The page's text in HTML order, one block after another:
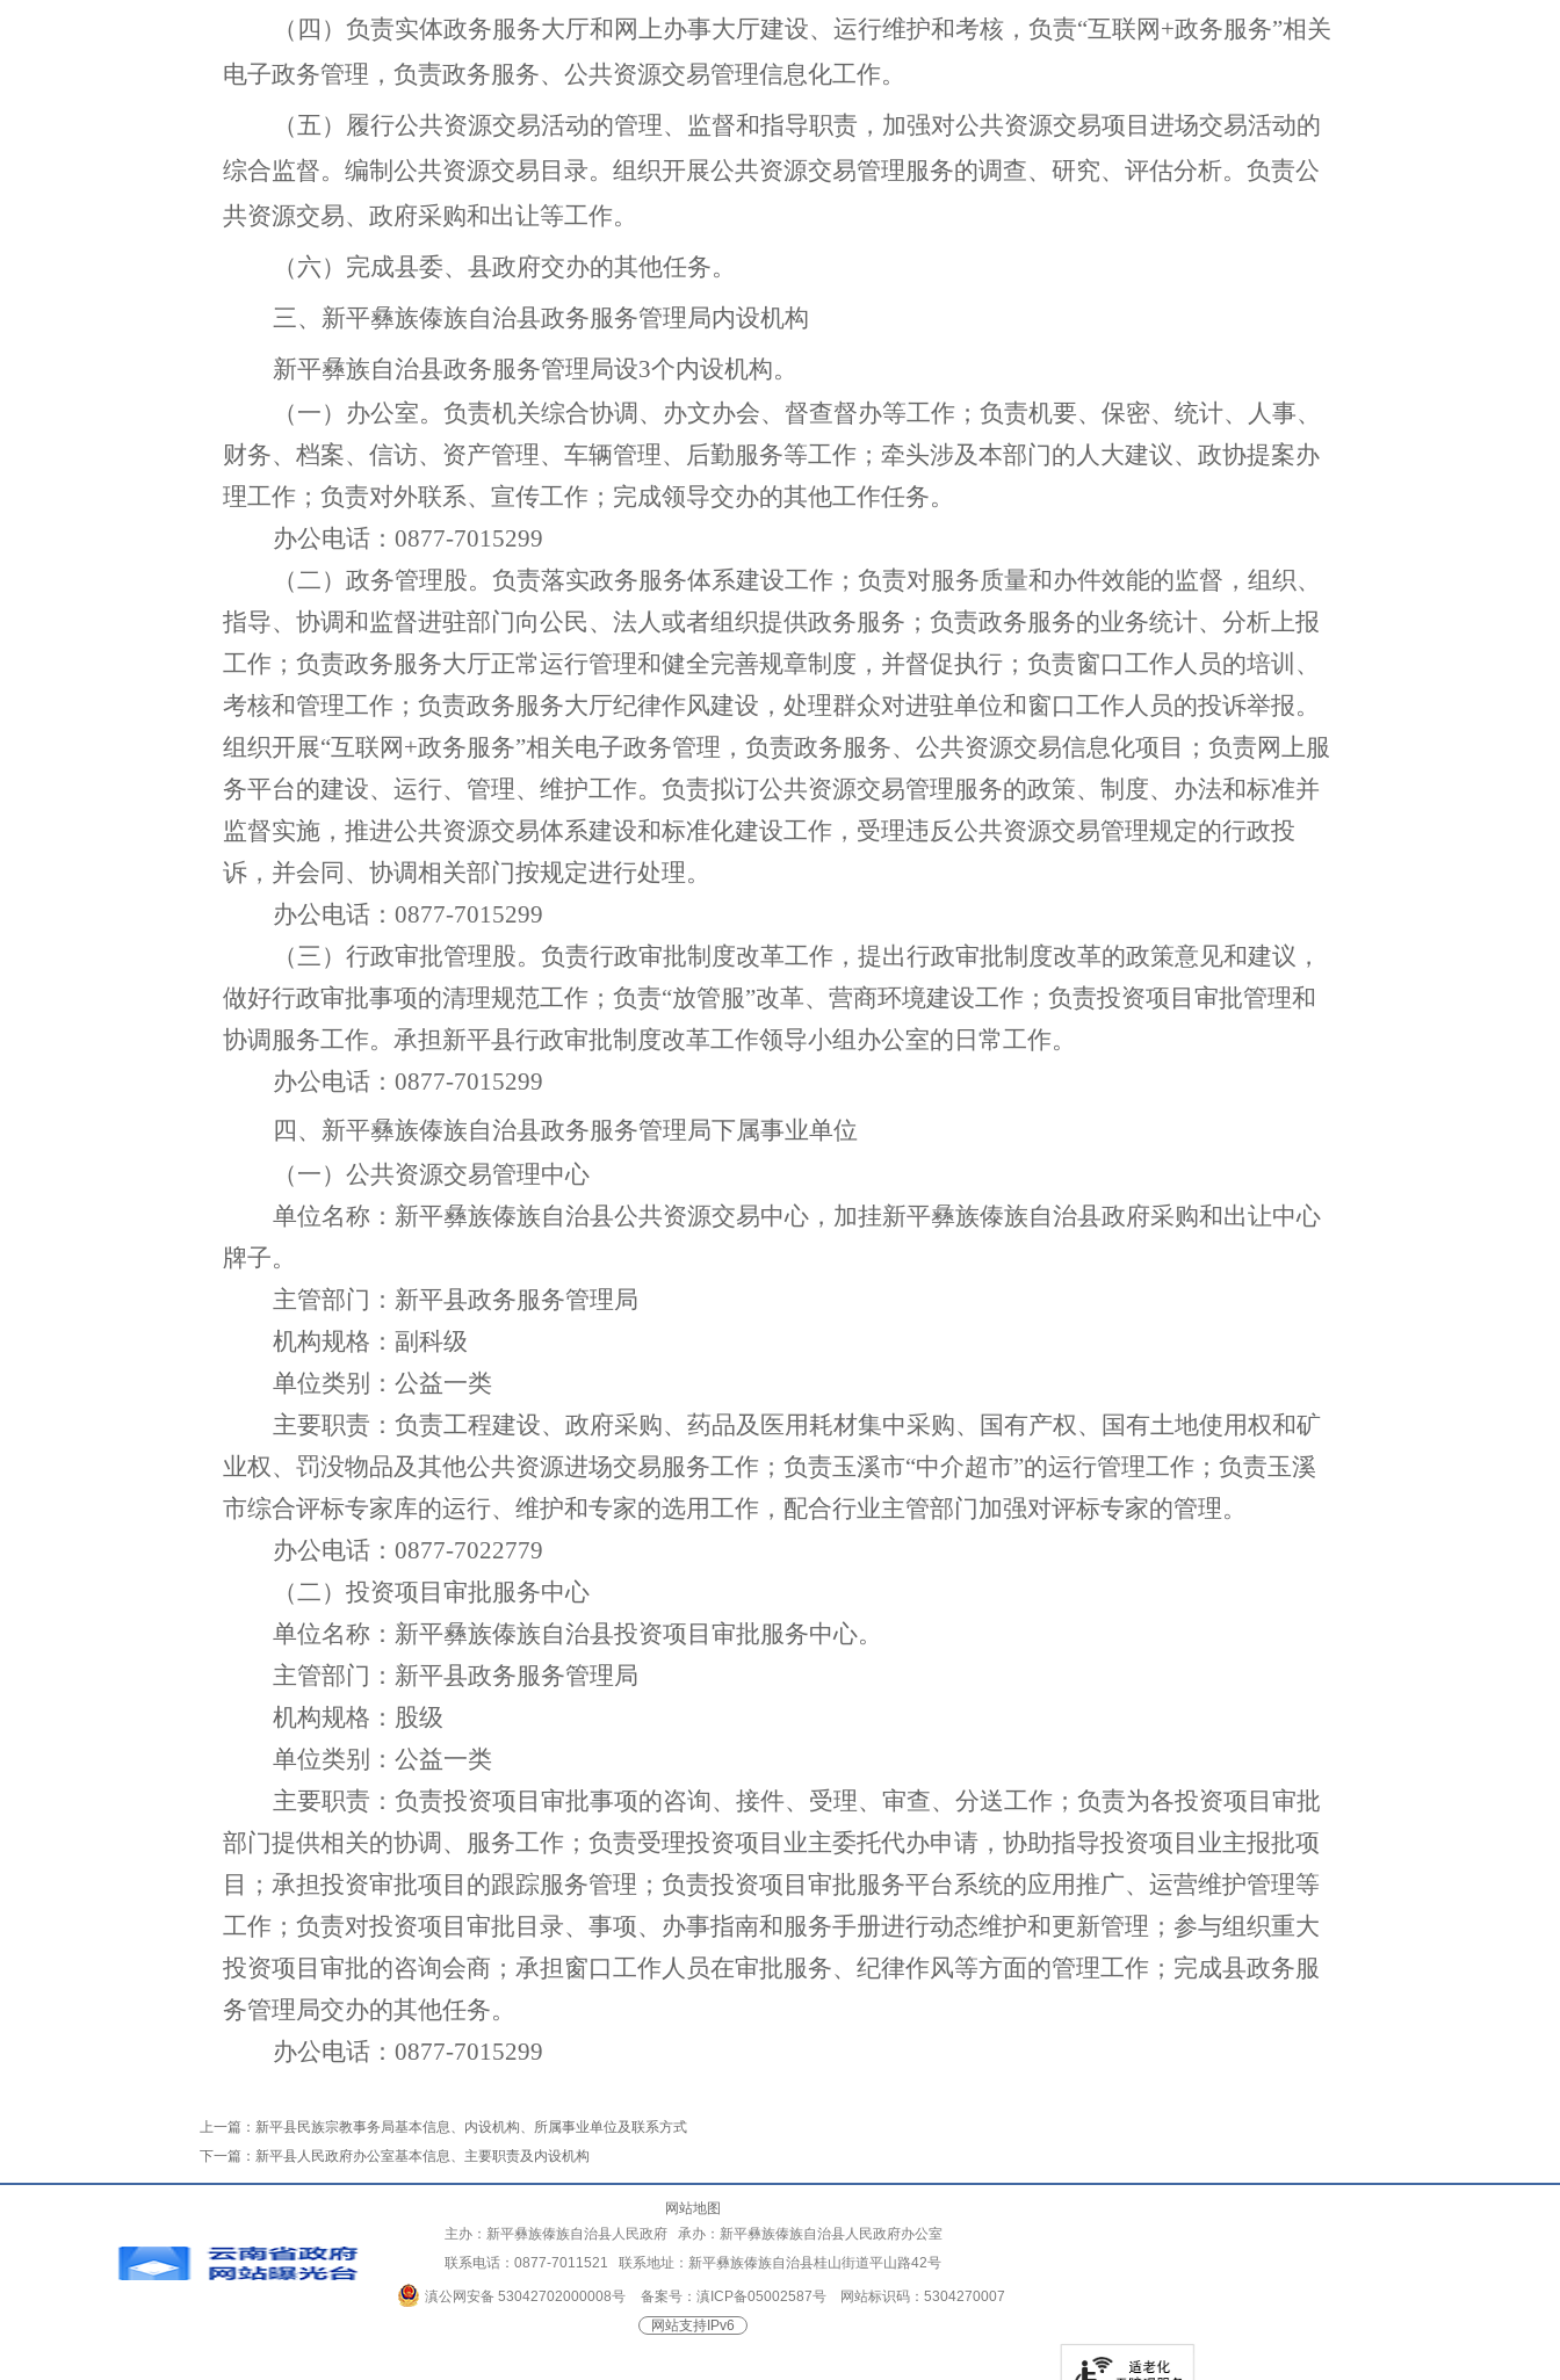
（四）负责实体政务服务大厅和网上办事大厅建设、运行维护和考核，负责“互联网+政务服务”相关
电子政务管理，负责政务服务、公共资源交易管理信息化工作。
（五）履行公共资源交易活动的管理、监督和指导职责，加强对公共资源交易项目进场交易活动的
综合监督。编制公共资源交易目录。组织开展公共资源交易管理服务的调查、研究、评估分析。负责公
共资源交易、政府采购和出让等工作。
（六）完成县委、县政府交办的其他任务。
三、新平彝族傣族自治县政务服务管理局内设机构
新平彝族自治县政务服务管理局设3个内设机构。
（一）办公室。 负责机关综合协调、办文办会、督查督办等工作；负责机要、保密、统计、人事、
财务、档案、信访、资产管理、车辆管理、后勤服务等工作；牵头涉及本部门的人大建议、政协提案办
理工作；负责对外联系、宣传工作；完成领导交办的其他工作任务。
办公电话： 0877-7015299
（二）政务管理股。 负责落实政务服务体系建设工作；负责对服务质量和办件效能的监督，组织、
指导、协调和监督进驻部门向公民、法人或者组织提供政务服务；负责政务服务的业务统计、分析上报
工作；负责政务服务大厅正常运行管理和健全完善规章制度，并督促执行；负责窗口工作人员的培训、
考核和管理工作；负责政务服务大厅纪律作风建设，处理群众对进驻单位和窗口工作人员的投诉举报。
组织开展“互联网+政务服务”相关电子政务管理，负责政务服务、公共资源交易信息化项目；负责网上服
务平台的建设、运行、管理、维护工作。 负责拟订公共资源交易管理服务的政策、制度、办法和标准并
监督实施，推进公共资源交易体系建设和标准化建设工作，受理违反公共资源交易管理规定的行政投
诉，并会同、协调相关部门按规定进行处理。
办公电话： 0877-7015299
（三）行政审批管理股。 负责行政审批制度改革工作，提出行政审批制度改革的政策意见和建议，
做好行政审批事项的清理规范工作； 负责“放管服”改革、营商环境建设工作；负责投资项目审批管理和
协调服务工作。承担新平县行政审批制度改革工作领导小组办公室的日常工作。
办公电话： 0877-7015299
四、新平彝族傣族自治县政务服务管理局下属事业单位
（一） 公共资源交易管理中心
单位名称：新平彝族傣族自治县公共资源交易中心，加挂新平彝族傣族自治县政府采购和出让中心
牌子。
主管部门：新平县政务服务管理局
机构规格：副科级
单位类别：公益一类
主要职责：负责工程建设、政府采购、药品及医用耗材集中采购、国有产权、国有土地使用权和矿
业权、罚没物品及其他公共资源进场交易服务工作；负责玉溪市“中介超市”的运行管理工作；负责玉溪
市综合评标专家库的运行、维护和专家的选用工作，配合行业主管部门加强对评标专家的管理。
办公电话： 0877-7022779
（二） 投资项目审批服务中心
单位名称：新平彝族傣族自治县投资项目审批服务中心。
主管部门：新平县政务服务管理局
机构规格：股级
单位类别：公益一类
主要职责：负责投资项目审批事项的咨询、接件、受理、审查、分送工作；负责为各投资项目审批
部门提供相关的协调、服务工作；负责受理投资项目业主委托代办申请，协助指导投资项目业主报批项
目；承担投资审批项目的跟踪服务管理；负责投资项目审批服务平台系统的应用推广、运营维护管理等
工作；负责对投资项目审批目录、事项、办事指南和服务手册进行动态维护和更新管理；参与组织重大
投资项目审批的咨询会商；承担窗口工作人员在审批服务、纪律作风等方面的管理工作；完成县政务服
务管理局交办的其他任务。
办公电话： 0877-7015299
上一篇： 新平县民族宗教事务局基本信息、内设机构、所属事业单位及联系方式
下一篇： 新平县人民政府办公室基本信息、主要职责及内设机构
网站地图
主办：新平彝族傣族自治县人民政府 承办：新平彝族傣族自治县人民政府办公室
联系电话：0877-7011521 联系地址：新平彝族傣族自治县桂山街道平山路42号
滇公网安备 53042702000008号 备案号：滇ICP备05002587号网站标识码：5304270007
网站支持IPv6